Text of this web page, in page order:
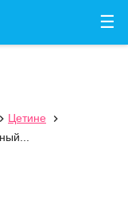
☰
 Цетине
